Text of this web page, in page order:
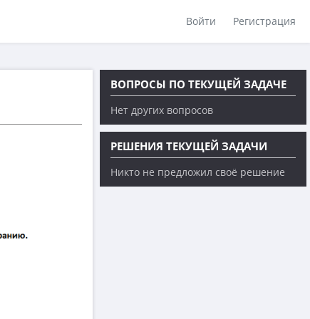
Войти Регистрация
ВОПРОСЫ ПО ТЕКУЩЕЙ ЗАДАЧЕ
Нет других вопросов
РЕШЕНИЯ ТЕКУЩЕЙ ЗАДАЧИ
Никто не предложил своё решение